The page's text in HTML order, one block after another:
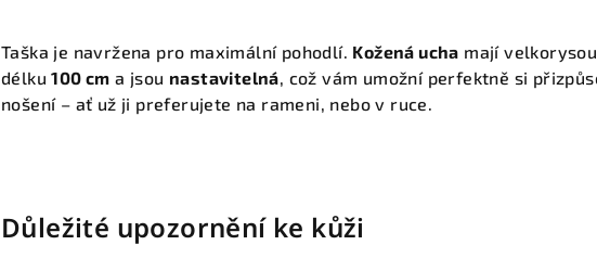
Taška je navržena pro maximální pohodlí. Kožená ucha mají
délku100 cm a jsou nastavitelná, což vám umožní perfektně si
nošení – ať už ji preferujete na rameni, nebo v ruce.
Důležité upozornění ke kůži